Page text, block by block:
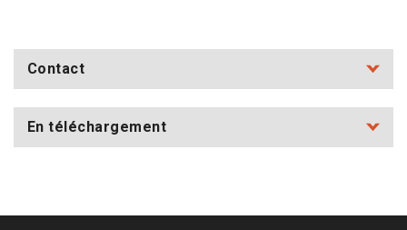
Contact
En téléchargement